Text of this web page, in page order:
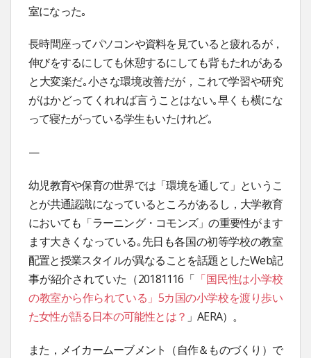
室になった｡
長時間座ってパソコンや資料を見ていると疲れるが，
伸びをするにしても休憩するにしても背もたれがある
と大変楽だ｡小さな環境改善だが，これで学習や研究
がはかどってくれれば言うことはない｡早くも横にな
って寝たがっている学生もいたけれど｡
—
幼児教育や保育の世界では「環境を通して」というこ
とが共通認識になっているところがあるし，大学教育
においても「ラーニング・コモンズ」の重要性がます
ます大きくなっている｡先日も各国の初等学校の教室
配置と授業スタイルが異なることを話題としたWeb記
事が紹介されていた（20181116「 「国民性は小学校
の教室から作られている」 5カ国の小学校を渡り歩い
た女性が語る日本の可能性とは？ 」AERA）。
また，メイカームーブメント（自作＆ものづくり）で